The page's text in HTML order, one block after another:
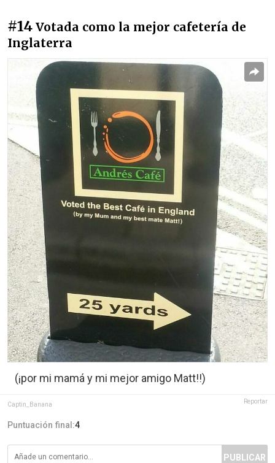
#14 Votada como la mejor cafetería de
Inglaterra
(¡por mi mamá y mi mejor amigo Matt!!)
Captin_Banana Reportar
Puntuación final:4
PUBLICAR